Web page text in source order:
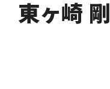
東ヶ崎 剛